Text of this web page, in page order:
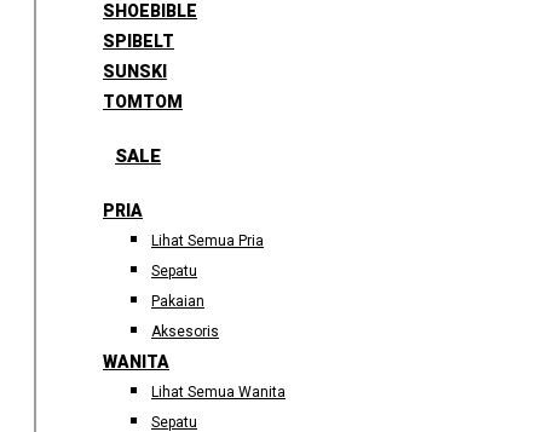
SHOEBIBLE
SPIBELT
SUNSKI
TOMTOM
SALE
PRIA
Lihat Semua Pria
Sepatu
Pakaian
Aksesoris
WANITA
Lihat Semua Wanita
Sepatu